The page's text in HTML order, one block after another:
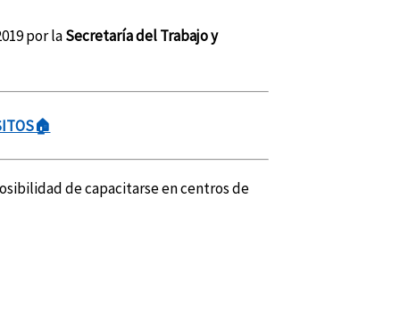
por laSecretaría del Trabajo y
de capacitarse en centros de